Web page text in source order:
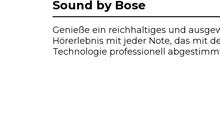
Sound by Bose
Genieße ein reichhaltiges und
Hörerlebnis mit jeder Note, das mit
Technologie professionell